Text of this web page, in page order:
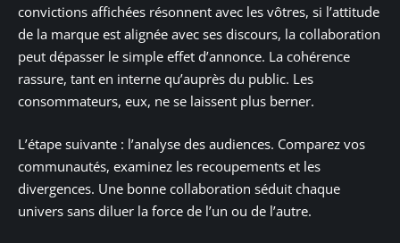
convictions affichées résonnent avec les vôtres, si l’attitude
de la marque est alignée avec ses discours, la collaboration
peut dépasser le simple effet d’annonce. La cohérence
rassure, tant en interne qu’auprès du public. Les
consommateurs, eux, ne se laissent plus berner.
L’étape suivante : l’analyse des audiences. Comparez vos
communautés, examinez les recoupements et les
divergences. Une bonne collaboration séduit chaque
univers sans diluer la force de l’un ou de l’autre.